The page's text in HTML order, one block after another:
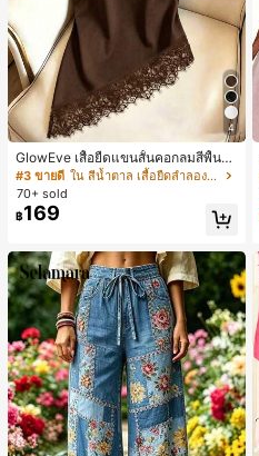
4
GlowEve เสื้อยืดแขนสั้นคอกลมสีพื้นลำ
ลองอเนกประสงค์สำหรับผู้หญิง
#3 ขายดี
ใน สีน้ำตาล เสื้อยืดลำลองพื้นฐาน
70+ sold
฿169